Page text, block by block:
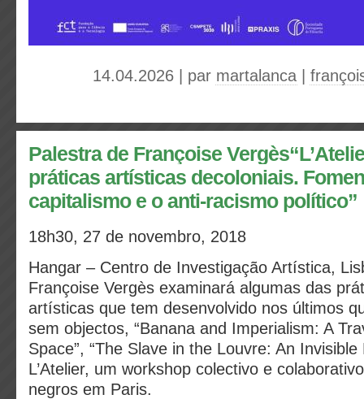
14.04.2026 | par martalanca
Palestra de Françoise
práticas artísticas decoloniais.
capitalismo e o anti-racismo político”
18h30, 27 de novembro, 2018
Hangar – Centro de Investigação Artística,
Françoise Vergès examinará algumas das
artísticas que tem desenvolvido nos últimos
sem objectos, “Banana and Imperialism: A
Space”, “The Slave in the Louvre: An Invisible
L’Atelier, um workshop colectivo e
negros em Paris.